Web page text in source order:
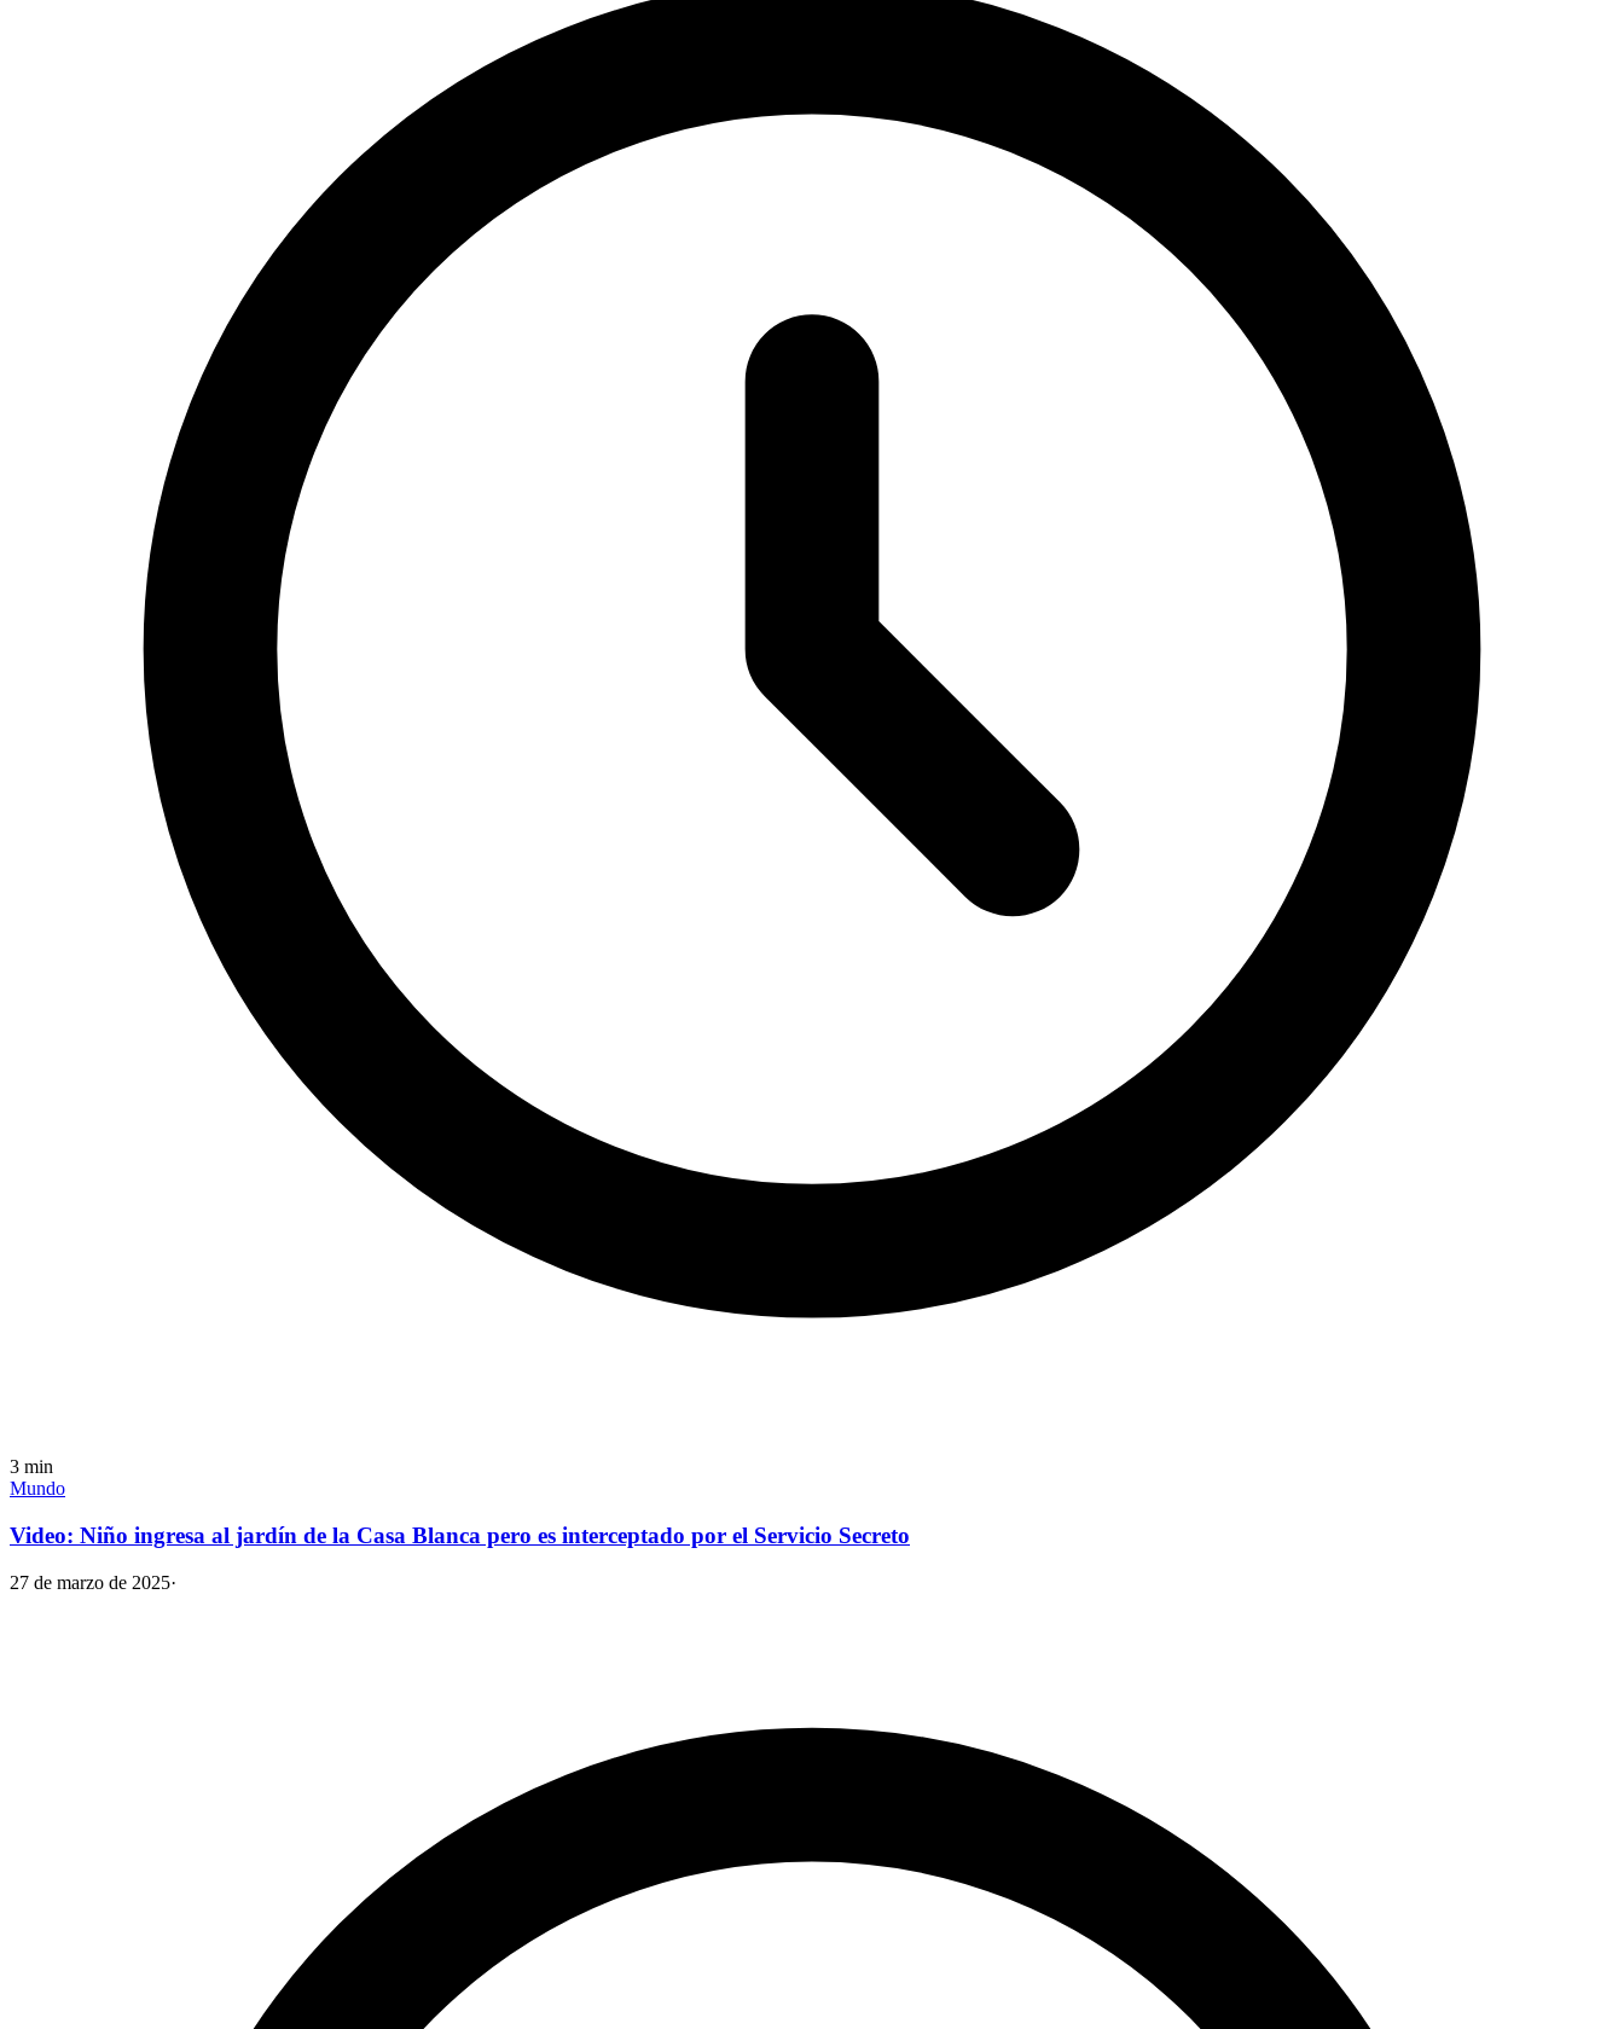
3 min
Mundo
Video: Niño ingresa al jardín de la Casa Blanca pero es interceptado por el Servicio Secreto
27 de marzo de 2025·